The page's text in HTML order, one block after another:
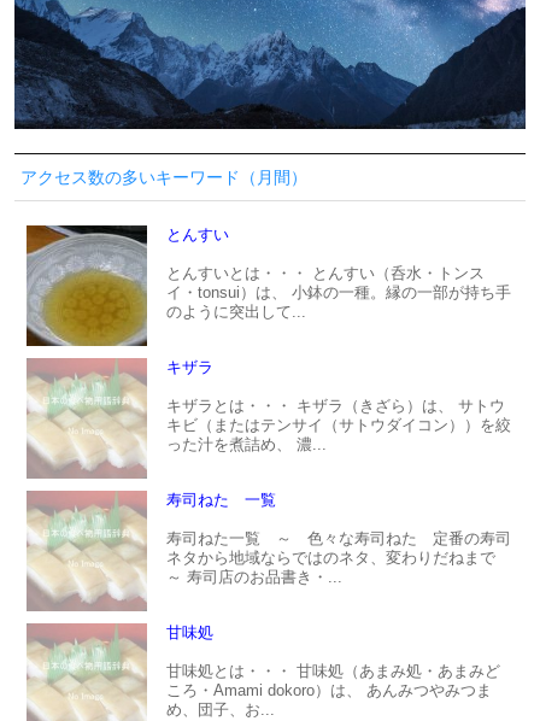
アクセス数の多いキーワード（月間）
とんすい
とんすいとは・・・ とんすい（呑水・トンス
イ・tonsui）は、 小鉢の一種。縁の一部が持ち手
のように突出して...
キザラ
キザラとは・・・ キザラ（きざら）は、 サトウ
キビ（またはテンサイ（サトウダイコン））を絞
った汁を煮詰め、 濃...
寿司ねた 一覧
寿司ねた一覧 ～ 色々な寿司ねた 定番の寿司
ネタから地域ならではのネタ、変わりだねまで
～ 寿司店のお品書き・...
甘味処
甘味処とは・・・ 甘味処（あまみ処・あまみど
ころ・Amami dokoro）は、 あんみつやみつま
め、団子、お...